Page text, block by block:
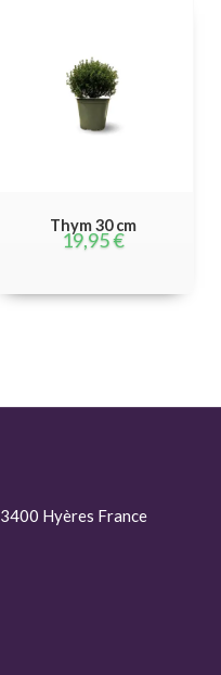
Thym 30 cm
19,95€
Hyères France